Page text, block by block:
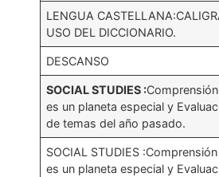
LENGUA
USO DEL DICCIONARIO.
DESCANSO
SOCIAL STUDIES :
es un planeta especial y
de temas del año pasado.
SOCIAL STUDIES
es un planeta especial y